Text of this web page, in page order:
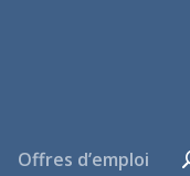
Offres d’emploi